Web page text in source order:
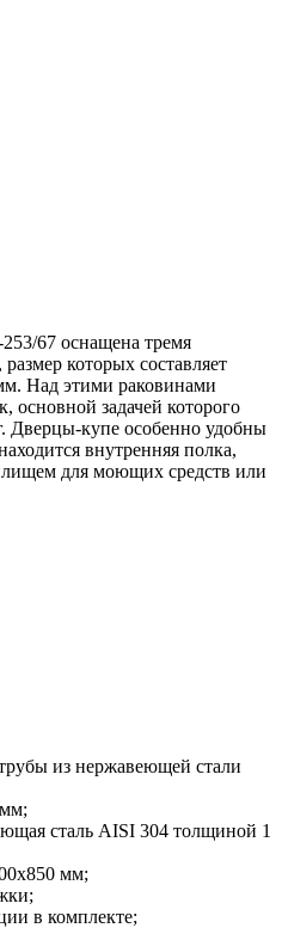
67 оснащена тремя
которых составляет
Над этими раковинами
основной задачей которого
Дверцы-купе особенно удобны
внутренняя полка,
для моющих средств или
из нержавеющей стали
сталь AISI 304 толщиной 1
мм;
в комплекте;